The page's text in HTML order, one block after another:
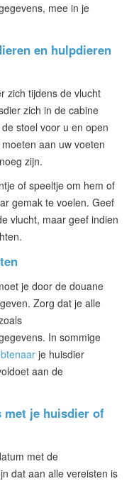
mee in je
en hulpdieren
zich tijdens de vlucht
zich in de cabine
stoel voor u en open
aan uw voeten
zijn.
of speeltje om hem of
gemak te voelen. Geef
vlucht, maar geef indien
je door de douane
Zorg dat je alle
In sommige
je huisdier
aan de
met je huisdier of
met de
dat aan alle vereisten is